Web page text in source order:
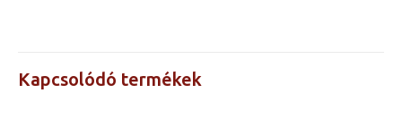
Kapcsolódó termékek